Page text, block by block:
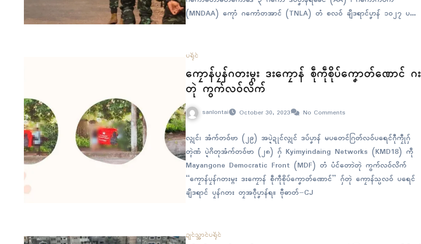
(MNDAA) ကေုာံ ဂကောံတအာၚ် (TNLA) တံ စလဝ် ချဳဒရာၚ်ပၞာန် ၁၀၂၇ ပရေၚ်
လၞိန်ဗပိန်…
ပရိုၚ်
ကၠောန်ပၠန်ဂတးမ္ဂး ဒးကၠောန် စဵုကဵုစိုပ်ကၞောတ်ဏောၚ် ဂး
တုဲ ကွက်လဝ်လိက်
sanlontai October 30, 2023 No Comments
လ္ဂုၚ်၊ အံက်တဝ်ဗာ (၂၉) အပ္ဍဲဍုၚ်လ္ဂုၚ် ဒပ်ပၞာန် မပတေၚ်ဂြတ်လဝ်ပရေၚ်ဂီုကၠီုဂှ်
တ္ၚဲဏံ ပ္ဍဲဂိတုအံက်တဝ်ဗာ (၂၈) ဂှ် Kyimyindaing Networks (KMD18) ကဵု
Mayangone Democratic Front (MDF) တံ ပံၚ်တောဲတုဲ ကွက်လဝ်လိက်
“ကၠောန်ပၠန်ဂတးမ္ဂး ဒးကၠောန် စဵုကဵုစိုပ်ကၞောတ်ဏောၚ်” ဂှ်တုဲ ကၠောန်သ္ပလဝ် ပရေၚ်
ချဳဒရာၚ် ပၠန်ဂတး တၠအဝဵုပၞာန်ရ။ ဗီုဓာတ်−CJ
ဍုၚ်သ္အာၚ်ပရိုၚ်